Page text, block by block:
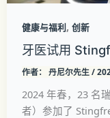
健康与福利, 创新
牙医试用
作者： 丹尼尔先生/
2024 年春，23 名
者）参加了